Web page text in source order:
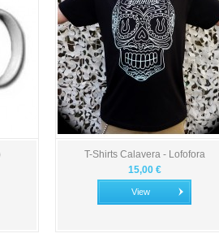
T-Shirts Calavera - Lofofora
15,00 €
View